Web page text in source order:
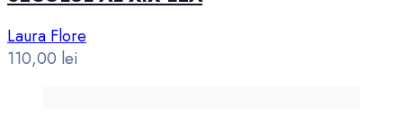
Laura Flore
110,00 lei